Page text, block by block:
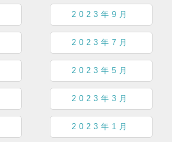
2023年9月
2023年7月
2023年5月
2023年3月
2023年1月